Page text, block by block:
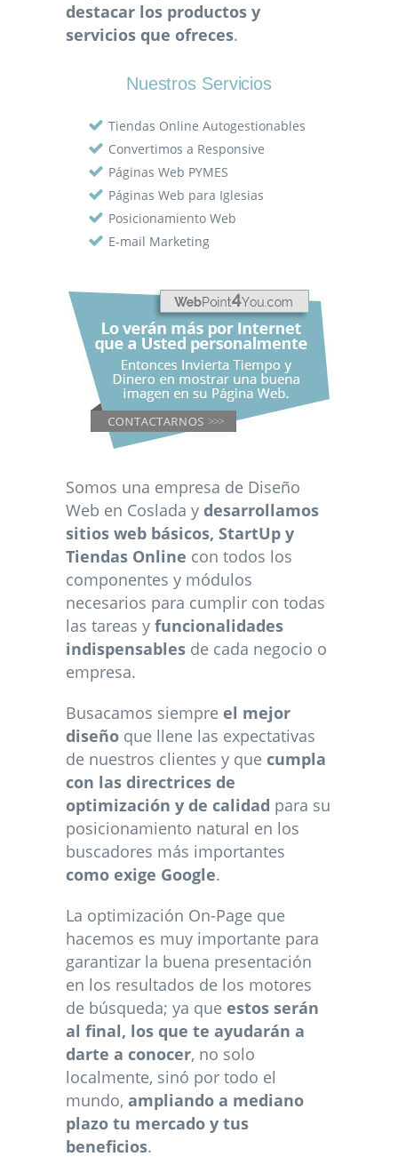
destacar los productos y
servicios que ofreces.
Nuestros Servicios
Tiendas Online Autogestionables
Convertimos a Responsive
Páginas Web PYMES
Páginas Web para Iglesias
Posicionamiento Web
E-mail Marketing
Somos una empresa de Diseño
Web en Coslada y desarrollamos
sitios web básicos, StartUp y
Tiendas Online con todos los
componentes y módulos
necesarios para cumplir con todas
las tareas y funcionalidades
indispensables de cada negocio o
empresa.
Busacamos siempre el mejor
diseño que llene las expectativas
de nuestros clientes y que cumpla
con las directrices de
optimización y de calidad para su
posicionamiento natural en los
buscadores más importantes
como exige Google.
La optimización On-Page que
hacemos es muy importante para
garantizar la buena presentación
en los resultados de los motores
de búsqueda; ya que estos serán
al final, los que te ayudarán a
darte a conocer, no solo
localmente, sinó por todo el
mundo, ampliando a mediano
plazo tu mercado y tus
beneficios.